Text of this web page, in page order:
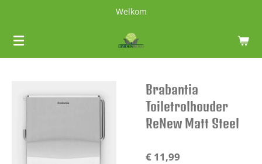
naar
de
Welkom
Brabantia
Toiletrolhouder
ReNew Matt Steel
€ 11,99